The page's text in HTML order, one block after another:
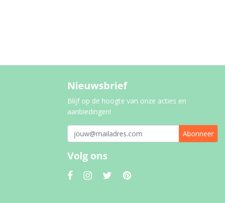
Nieuwsbrief
Blijf op de hoogte van onze acties en
aanbiedingen!
Abonneer
Volg ons